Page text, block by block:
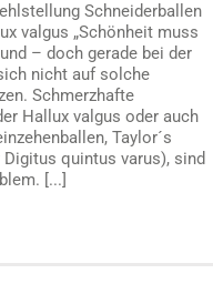
Schneiderballen
valgus „Schönheit muss
– doch gerade bei der
nicht auf solche
Schmerzhafte
Hallux valgus oder auch
Taylor´s
quintus varus), sind
[...]